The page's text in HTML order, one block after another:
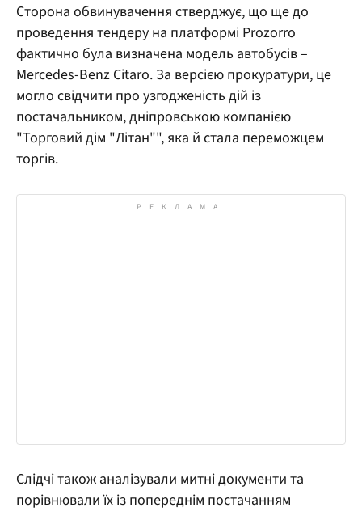
Сторона обвинувачення стверджує, що ще до
проведення тендеру на платформі Prozorro
фактично була визначена модель автобусів –
Mercedes-Benz Citaro. За версією прокуратури, це
могло свідчити про узгодженість дій із
постачальником, дніпровською компанією
"Торговий дім "Літан"", яка й стала переможцем
торгів.
Слідчі також аналізували митні документи та
порівнювали їх із попереднім постачанням